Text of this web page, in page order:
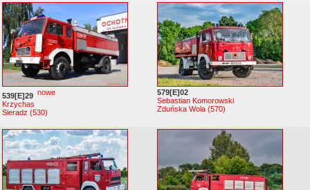
539[E]29 nowe
Krzychas
Sieradz (530)
579[E]02
Sebastian Komorowski
Zduńska Wola (570)